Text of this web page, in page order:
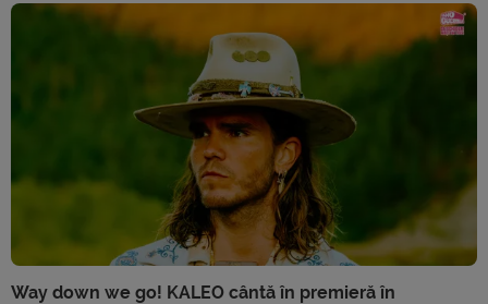
Way down we go! KALEO cântă în premieră în